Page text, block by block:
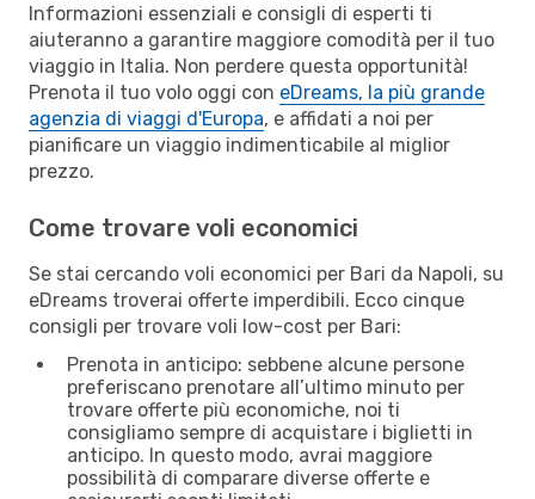
Informazioni essenziali e consigli di esperti ti
aiuteranno a garantire maggiore comodità per il tuo
viaggio in Italia. Non perdere questa opportunità!
Prenota il tuo volo oggi con eDreams, la più grande
agenzia di viaggi d'Europa, e affidati a noi per
pianificare un viaggio indimenticabile al miglior
prezzo.
Come trovare voli economici
Se stai cercando voli economici per Bari da Napoli, su
eDreams troverai offerte imperdibili. Ecco cinque
consigli per trovare voli low-cost per Bari:
Prenota in anticipo: sebbene alcune persone
preferiscano prenotare all’ultimo minuto per
trovare offerte più economiche, noi ti
consigliamo sempre di acquistare i biglietti in
anticipo. In questo modo, avrai maggiore
possibilità di comparare diverse offerte e